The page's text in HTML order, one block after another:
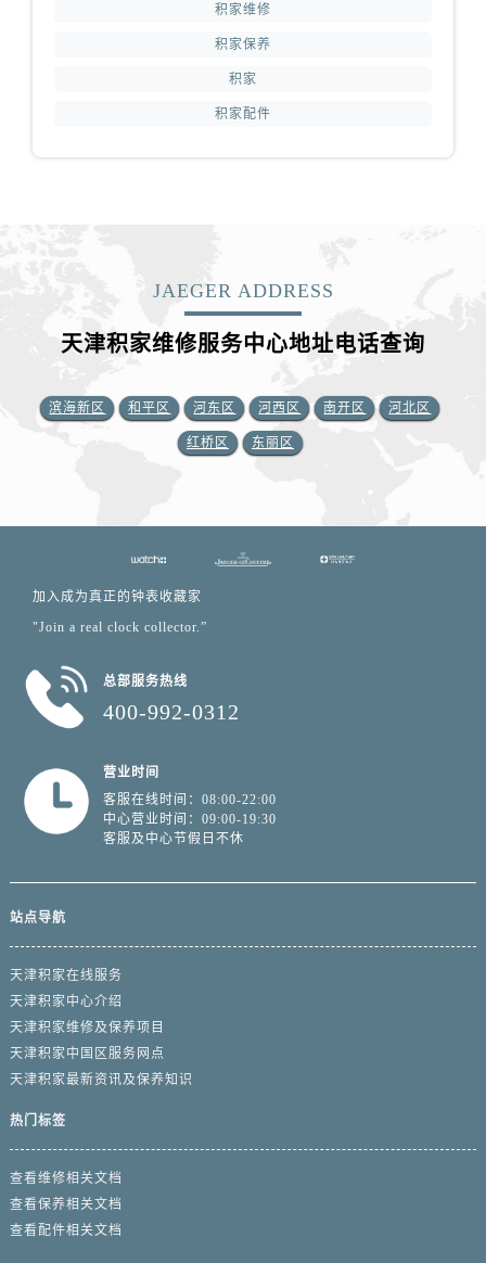
积家维修
积家保养
积家
积家配件
JAEGER ADDRESS
天津积家维修服务中心地址电话查询
滨海新区 和平区 河东区 河西区 南开区 河北区
红桥区 东丽区
加入成为真正的钟表收藏家
"Join a real clock collector.”
总部服务热线
400-992-0312
营业时间
客服在线时间：08:00-22:00
中心营业时间：09:00-19:30
客服及中心节假日不休
站点导航
天津积家在线服务
天津积家中心介绍
天津积家维修及保养项目
天津积家中国区服务网点
天津积家最新资讯及保养知识
热门标签
查看维修相关文档
查看保养相关文档
查看配件相关文档